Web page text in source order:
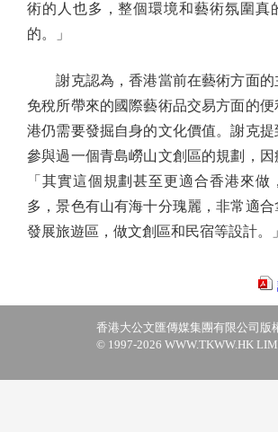
術的人也多，整個環境和藝術氛圍真
的。」
謝克認為，香港當前在藝術方面的
免稅所帶來的國際藝術品交易方面的
港仍需要發掘自身的文化價值。謝克提
參與過一個青島嶗山文創區的規劃，因
「其實這個規劃甚至更適合香港來做
多，景色有山有海十分瑰麗，非常適
發展旅遊區，做文創區和民宿等設計。」
香港大公文匯傳媒集團有限公司版
© 1997-2026 WWW.TKWW.HK